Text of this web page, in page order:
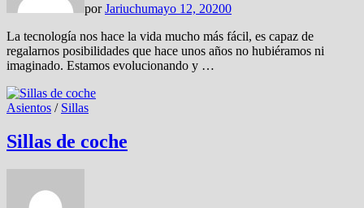
porJariuchumayo 12, 20200
La tecnología nos hace la vida mucho más fácil, es capaz de
regalarnos posibilidades que hace unos años no hubiéramos ni
imaginado. Estamos evolucionando y …
Asientos / Sillas
Sillas de coche